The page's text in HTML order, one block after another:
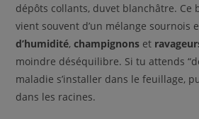
dépôts collants, duvet blanchâtre. Ce
vient souvent d’un mélange sournois
d’humidité,champignons et
moindre déséquilibre. Si tu attends
maladie s’installer dans le feuillage,
dans les racines.